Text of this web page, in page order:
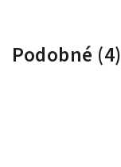
Podobné (4)